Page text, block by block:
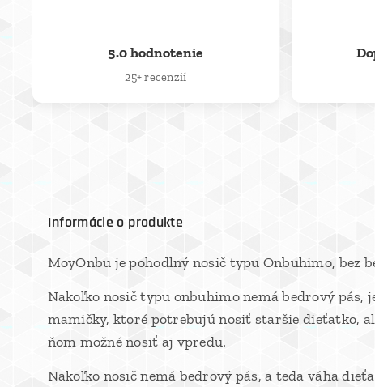
5.0 hodnotenie
25+ recenzií
Informácie o produkte
MoyOnbu je pohodlný nosič typu Onbuhimo, bez
Nakoľko nosič typu onbuhimo nemá bedrový
mamičky, ktoré potrebujú nosiť staršie dieťatko,
ňom možné nosiť aj vpredu.
Nakoľko nosič nemá bedrový pás, a teda váha